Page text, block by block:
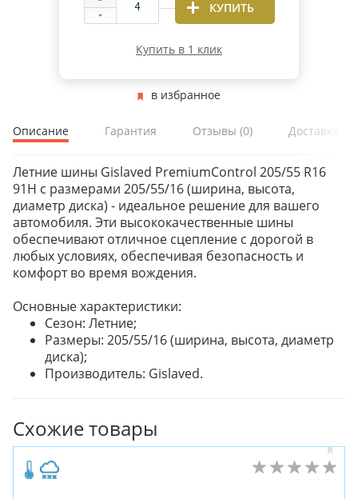
КУПИТЬ
Купить в 1 клик
в избранное
Описание Гарантия Отзывы (0) Доставка и
Летние шины Gislaved PremiumControl 205/55 R16
91H с размерами 205/55/16 (ширина, высота,
диаметр диска) - идеальное решение для вашего
автомобиля. Эти высококачественные шины
обеспечивают отличное сцепление с дорогой в
любых условиях, обеспечивая безопасность и
комфорт во время вождения.
Основные характеристики:
Сезон: Летние;
Размеры: 205/55/16 (ширина, высота, диаметр
диска);
Производитель: Gislaved.
Схожие товары